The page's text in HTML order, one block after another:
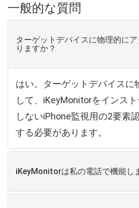
一般的な質問
ターゲットデバイスに物理的に
りますか？
はい。ターゲットデバイスに
して、iKeyMonitorをインス
しないiPhone監視用の2要素
する必要があります。
iKeyMonitorは私の電話で機能し